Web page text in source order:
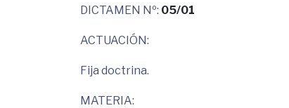
DICTAMEN Nº: 05/01
ACTUACIÓN:
Fija doctrina.
MATERIA: